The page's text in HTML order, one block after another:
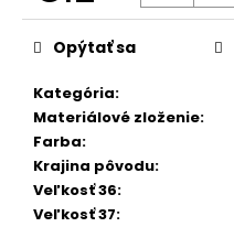
Jednotková
cena:
Kategória:
Materiálové zloženie:
Farba:
Krajina pôvodu:
Veľkosť 36:
Veľkosť 37:
Opýtať sa